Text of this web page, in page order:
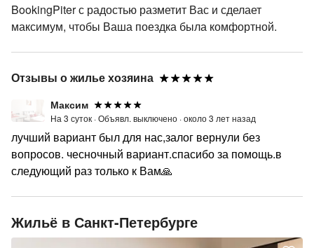
BookingPiter с радостью разметит Вас и сделает
максимум, чтобы Ваша поездка была комфортной.
Отзывы о жилье хозяина
Максим
На 3 суток ·Объявл. выключено ·около 3 лет назад
лучший вариант был для нас,залог вернули без
вопросов. чесночный вариант.спасибо за помощь.в
следующий раз только к Вам🙏
Жильё в Санкт-Петербурге